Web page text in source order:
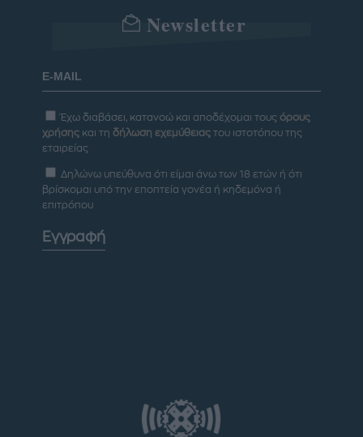
Newsletter
Έχω διαβάσει, κατανοώ και αποδέχομαι τους όρους
χρήσης και τη δήλωση εχεμύθειας του ιστοτόπου της
εταιρείας
Δηλώνω υπεύθυνα ότι είμαι άνω των 18 ετών ή ότι
βρίσκομαι υπό την εποπτεία γονέα ή κηδεμόνα ή
επιτρόπου
Εγγραφή